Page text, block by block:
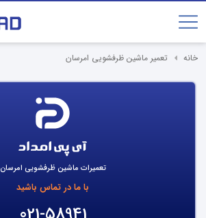
خانه تعمیر ماشین ظرفشویی امرسان
تعمیرات ماشین ظرفشویی امرسان
با ما در تماس باشید